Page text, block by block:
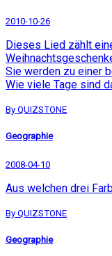
2010-10-26
Dieses Lied zählt
Sie werden zu einer
Wie viele Tage sind
By QUIZSTONE
Geographie
2008-04-10
Aus welchen drei
By QUIZSTONE
Geographie